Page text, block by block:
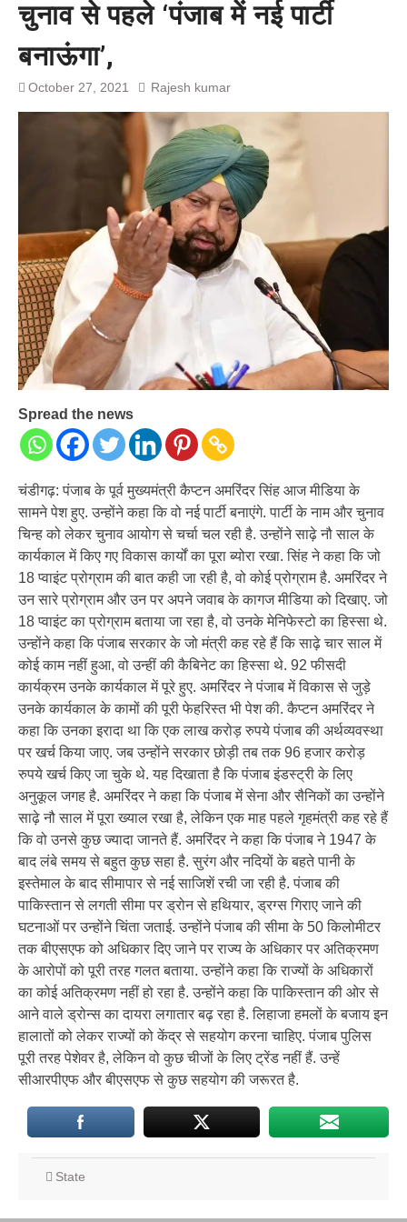
बेल बॉन्ड
सीएम आतिशी के दोस्त दोस्त न रहा
चुनाव से पहले ‘पंजाब में नई पार्टी
बनाऊंगा’,
October 27, 2021 Rajesh kumar
Spread the news
चंडीगढ़: पंजाब के पूर्व मुख्यमंत्री कैप्टन अमरिंदर सिंह आज मीडिया के
सामने पेश हुए. उन्होंने कहा कि वो नई पार्टी बनाएंगे. पार्टी के नाम और चुनाव
चिन्ह को लेकर चुनाव आयोग से चर्चा चल रही है. उन्होंने साढ़े नौ साल के
कार्यकाल में किए गए विकास कार्यों का पूरा ब्योरा रखा. सिंह ने कहा कि जो
18 प्वाइंट प्रोग्राम की बात कही जा रही है, वो कोई प्रोग्राम है. अमरिंदर ने
उन सारे प्रोग्राम और उन पर अपने जवाब के कागज मीडिया को दिखाए. जो
18 प्वाइंट का प्रोग्राम बताया जा रहा है, वो उनके मेनिफेस्टो का हिस्सा थे.
उन्होंने कहा कि पंजाब सरकार के जो मंत्री कह रहे हैं कि साढ़े चार साल में
कोई काम नहीं हुआ, वो उन्हीं की कैबिनेट का हिस्सा थे. 92 फीसदी
कार्यक्रम उनके कार्यकाल में पूरे हुए. अमरिंदर ने पंजाब में विकास से जुड़े
उनके कार्यकाल के कामों की पूरी फेहरिस्त भी पेश की. कैप्टन अमरिंदर ने
कहा कि उनका इरादा था कि एक लाख करोड़ रुपये पंजाब की अर्थव्यवस्था
पर खर्च किया जाए. जब उन्होंने सरकार छोड़ी तब तक 96 हजार करोड़
रुपये खर्च किए जा चुके थे. यह दिखाता है कि पंजाब इंडस्ट्री के लिए
अनुकूल जगह है. अमरिंदर ने कहा कि पंजाब में सेना और सैनिकों का उन्होंने
साढ़े नौ साल में पूरा ख्याल रखा है, लेकिन एक माह पहले गृहमंत्री कह रहे हैं
कि वो उनसे कुछ ज्यादा जानते हैं. अमरिंदर ने कहा कि पंजाब ने 1947 के
बाद लंबे समय से बहुत कुछ सहा है. सुरंग और नदियों के बहते पानी के
इस्तेमाल के बाद सीमापार से नई साजिशें रची जा रही है. पंजाब की
पाकिस्तान से लगती सीमा पर ड्रोन से हथियार, ड्रग्स गिराए जाने की
घटनाओं पर उन्होंने चिंता जताई. उन्होंने पंजाब की सीमा के 50 किलोमीटर
तक बीएसएफ को अधिकार दिए जाने पर राज्य के अधिकार पर अतिक्रमण
के आरोपों को पूरी तरह गलत बताया. उन्होंने कहा कि राज्यों के अधिकारों
का कोई अतिक्रमण नहीं हो रहा है. उन्होंने कहा कि पाकिस्तान की ओर से
आने वाले ड्रोन्स का दायरा लगातार बढ़ रहा है. लिहाजा हमलों के बजाय इन
हालातों को लेकर राज्यों को केंद्र से सहयोग करना चाहिए. पंजाब पुलिस
पूरी तरह पेशेवर है, लेकिन वो कुछ चीजों के लिए ट्रेंड नहीं हैं. उन्हें
सीआरपीएफ और बीएसएफ से कुछ सहयोग की जरूरत है.
State